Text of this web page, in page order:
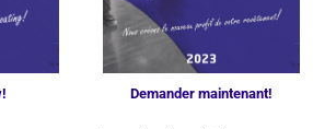
Demander maintenant!